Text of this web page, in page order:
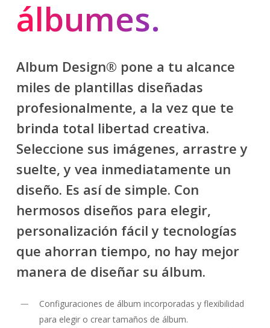
álbumes.
Album Design® pone a tu alcance
miles de plantillas diseñadas
profesionalmente, a la vez que te
brinda total libertad creativa.
Seleccione sus imágenes, arrastre y
suelte, y vea inmediatamente un
diseño. Es así de simple. Con
hermosos diseños para elegir,
personalización fácil y tecnologías
que ahorran tiempo, no hay mejor
manera de diseñar su álbum.
Configuraciones de álbum incorporadas y flexibilidad
para elegir o crear tamaños de álbum.